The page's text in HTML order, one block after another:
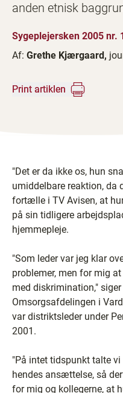
anden etnisk
Sygeplejersken 2005 nr.
Af: Grethe Kjærgaard,
Print artiklen
"Det er da ikke os, hun
umiddelbare reaktion, da
fortælle i TV Avisen, at
på sin tidligere
hjemmepleje.
"Som leder var jeg klar
problemer, men for mig
med diskrimination,"
Omsorgsafdelingen i
var distriktsleder under
2001.
"På intet tidspunkt talte
hendes ansættelse, så
for mig og kollegerne, at